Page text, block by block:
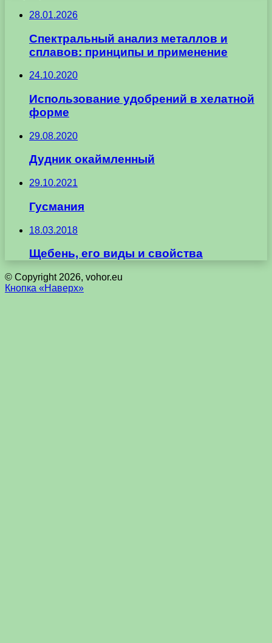
28.01.2026
Спектральный анализ металлов и
сплавов: принципы и применение
24.10.2020
Использование удобрений в хелатной
форме
29.08.2020
Дудник окаймленный
29.10.2021
Гусмания
18.03.2018
Щебень, его виды и свойства
© Copyright 2026, vohor.eu
Кнопка «Наверх»